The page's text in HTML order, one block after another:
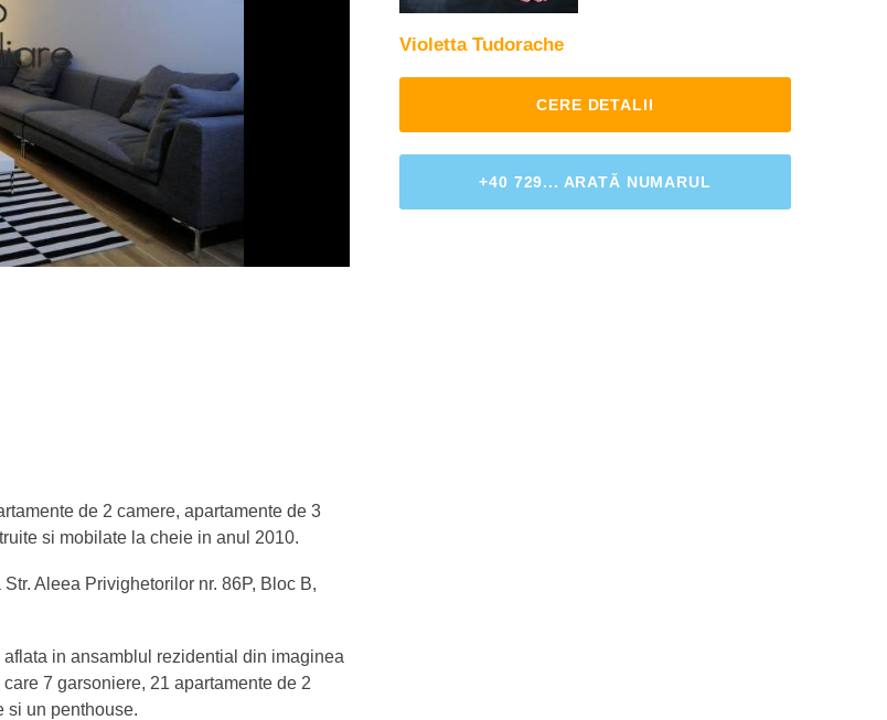
de 2 camere, apartamente de 3
si mobilate la cheie in anul 2010.
Aleea Privighetorilor nr. 86P, Bloc B,
in ansamblul rezidential din imaginea
7 garsoniere, 21 apartamente de 2
si un penthouse.
Violetta Tudorache
CERE DETALII
+40 729... ARATĂ NUMARUL